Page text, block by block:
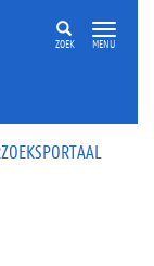
ZOEK MENU